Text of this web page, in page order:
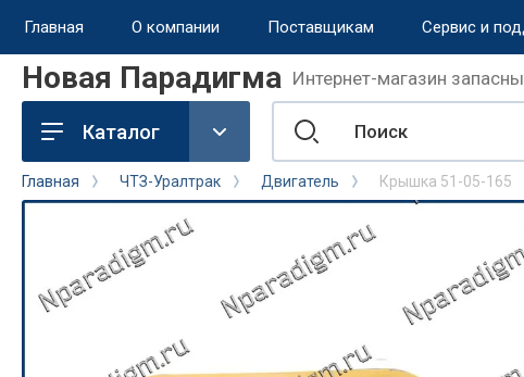
Сервис и поддержка
Доставка
Способы оплаты
Главная О компании Поставщикам Сервис и
Новая Парадигма Интернет-магазин
Каталог
Главная ЧТЗ-Уралтрак Двигатель Крышка 51-05-165